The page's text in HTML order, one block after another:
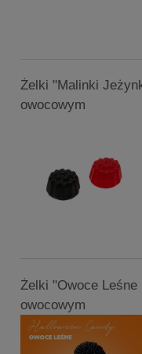
Żelki "Malinki
owocowym
Żelki "Owoce
owocowym